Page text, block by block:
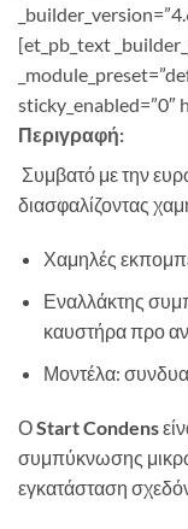
[et_pb_text
sticky_enabled=”0″
Περιγραφή:
Συμβατό με την
διασφαλίζοντας
Χαμηλές
Εναλλάκτης
καυστήρα προ
Μοντέλα:
ΟStart Condens
συμπύκνωσης
εγκατάσταση